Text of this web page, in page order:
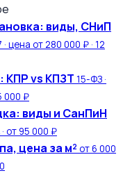
виды, СНиП
цена от 280 000 ₽ · 12
КПР vs КПЗТ 15-ФЗ ·
000 ₽
виды и СанПиН
от 95 000 ₽
цена за м² от 6 000